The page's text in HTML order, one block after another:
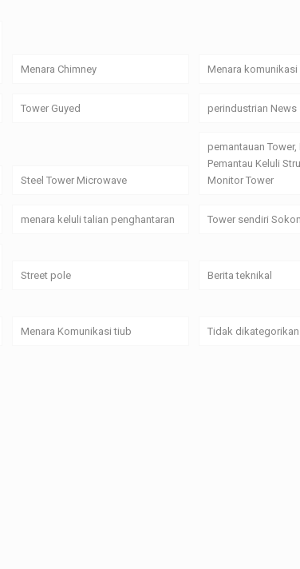
Menara Chimney Menara komunikasi
Tower Guyed perindustrian News
Steel Tower Microwave
pemantauan Tower,
Pemantau Keluli
Monitor Tower
menara keluli talian penghantaran Tower sendiri
Street pole Berita teknikal
Menara Komunikasi tiub Tidak dikategorikan